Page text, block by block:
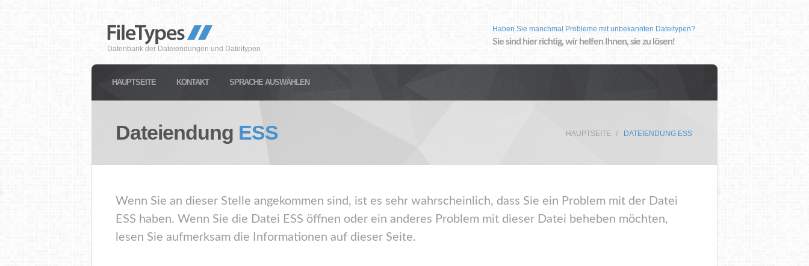
Datenbank der Dateiendungen und Dateitypen
Haben Sie manchmal Probleme mit unbekannten Dateitypen?
Sie sind hier richtig, wir helfen Ihnen, sie zu lösen!
HAUPTSEITE KONTAKT SPRACHE AUSWÄHLEN
Dateiendung ESS HAUPTSEITE DATEIENDUNG ESS
Wenn Sie an dieser Stelle angekommen sind, ist es sehr wahrscheinlich, dass Sie ein Problem mit der Datei
ESS haben. Wenn Sie die Datei ESS öffnen oder ein anderes Problem mit dieser Datei beheben möchten,
lesen Sie aufmerksam die Informationen auf dieser Seite.